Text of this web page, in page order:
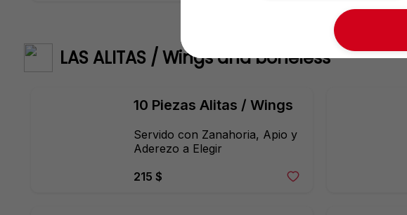
LAS ALITAS / Wings and boneless
10 Piezas Alitas / Wings
Servido con Zanahoria, Apio y
Aderezo a Elegir
215 $